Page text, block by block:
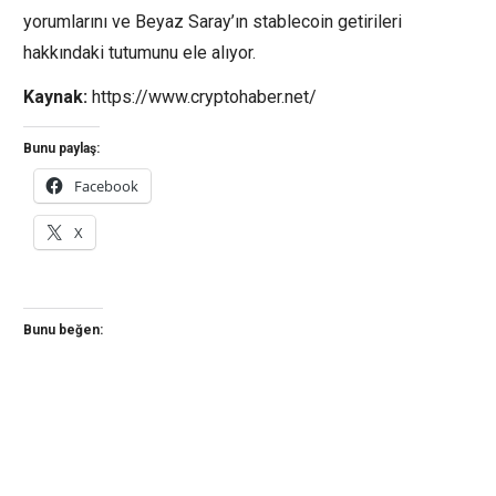
yorumlarını ve Beyaz Saray’ın stablecoin getirileri
hakkındaki tutumunu ele alıyor.
Kaynak: https://www.cryptohaber.net/
Bunu paylaş:
Facebook
X
Bunu beğen: